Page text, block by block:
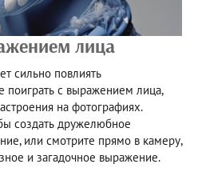
лица
сильно повлиять
поиграть с выражением лица,
на фотографиях.
создать дружелюбное
или смотрите прямо в камеру,
и загадочное выражение.